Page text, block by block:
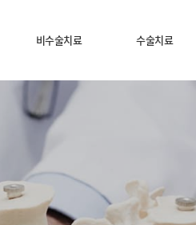
비수술치료 수술치료